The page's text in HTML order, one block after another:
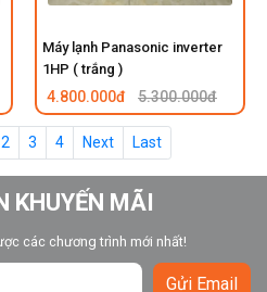
Máy lạnh Panasonic inverter
1HP ( trắng )
4.800.000đ 5.300.000đ
2 3 4 Next Last
KHUYẾN MÃI
các chương trình mới nhất!
Gửi Email